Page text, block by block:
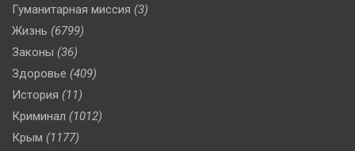
Гуманитарная миссия (3)
Жизнь (6799)
Законы (36)
Здоровье (409)
История (11)
Криминал (1012)
Крым (1177)